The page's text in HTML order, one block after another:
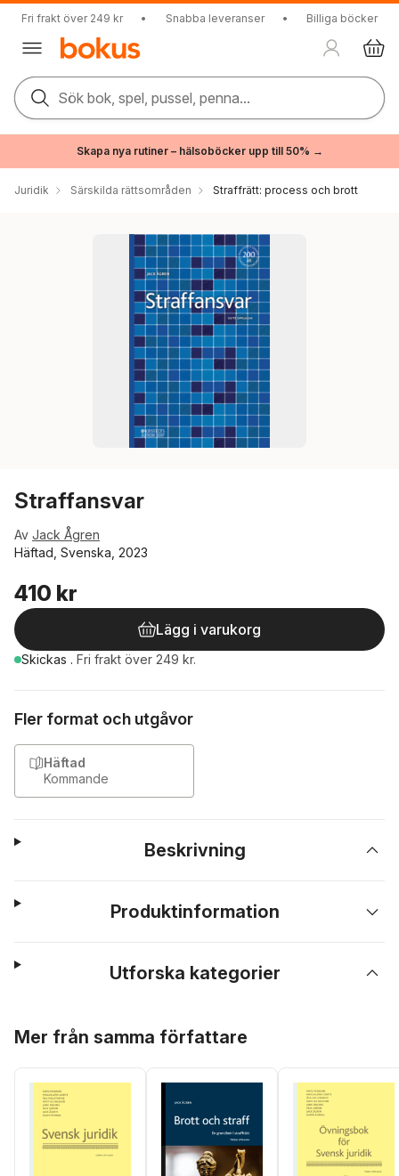
Fri frakt över 249 kr • Snabba leveranser • Billiga böcker
Sök bok, spel, pussel, penna...
Skapa nya rutiner – hälsoböcker upp till 50% →
Juridik Särskilda rättsområden Straffrätt: process och brott
Straffansvar
Av Jack Ågren
Häftad, Svenska, 2023
410 kr
Lägg i varukorg
Skickas . Fri frakt över 249 kr.
Fler format och utgåvor
Häftad
Kommande
Beskrivning
Produktinformation
Utforska kategorier
Mer från samma författare